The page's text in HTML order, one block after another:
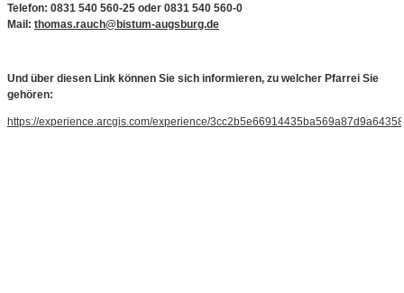
Telefon: 0831 540 560-25 oder 0831 540 560-0
Mail: thomas.rauch@bistum-augsburg.de
Und über diesen Link können Sie sich informieren, zu welcher Pfarrei Sie
gehören:
https://experience.arcgis.com/experience/